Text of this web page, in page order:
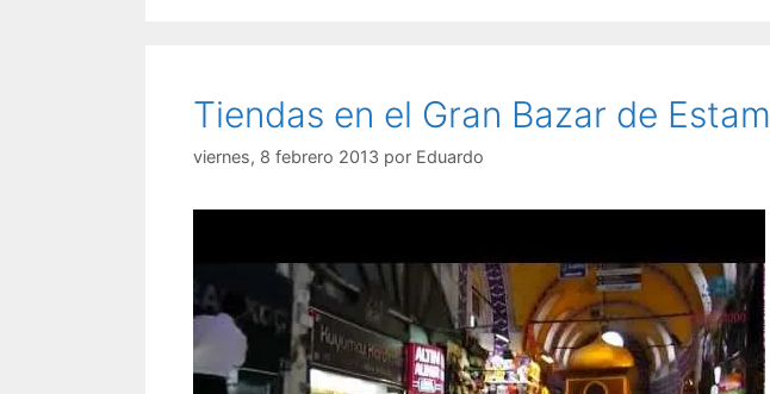
Tiendas en el Gran Bazar de
viernes, 8 febrero 2013 por Eduardo